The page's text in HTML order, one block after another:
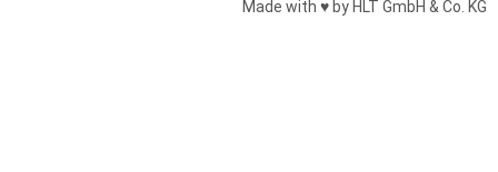
Made with ♥ by HLT GmbH & Co. KG